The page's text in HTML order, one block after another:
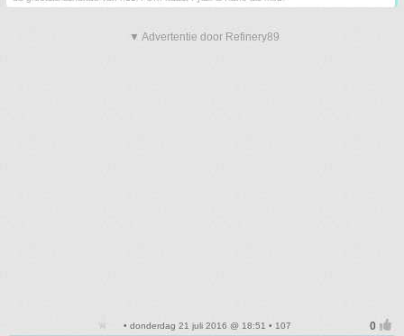
▼ Advertentie door Refinery89
• donderdag 21 juli 2016 @ 18:51 • 107